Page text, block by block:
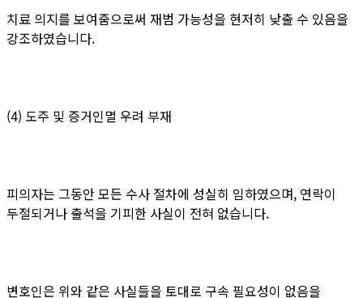
치료 의지를 보여줌으로써 재범 가능성을 현저히 낮출 수 있음을
강조하였습니다.
(4) 도주 및 증거인멸 우려 부재
피의자는 그동안 모든 수사 절차에 성실히 임하였으며, 연락이
두절되거나 출석을 기피한 사실이 전혀 없습니다.
변호인은 위와 같은 사실들을 토대로 구속 필요성이 없음을